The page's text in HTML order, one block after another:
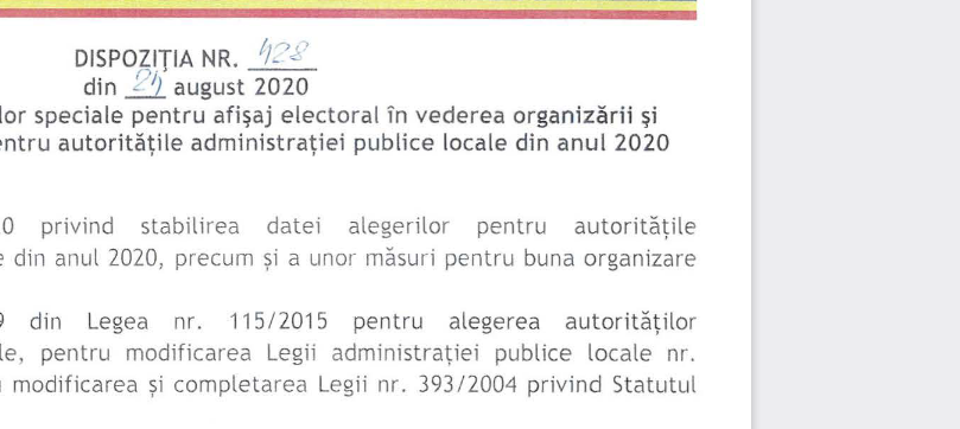
DISPOZITIA NR /;_-,~.
r--.; ,
din .;;_]_ august 2020
r  speciale pentru afişaj elect oral în vederea organizării şi
autorităţile administraţiei publice locale din anul 2020
privind stabilirea datei alegerilor pentru autorităţile
din anul 2020, precum şi a  unor măsuri pentru buna organizare
di n Legea nr. 1 15/2015 pentru alegerea autorităţilor
pentru modificarea Legii administraţiei publice locale
nr.
modificarea şi completarea Legii nr. 393/2004 privi nd  St atutul